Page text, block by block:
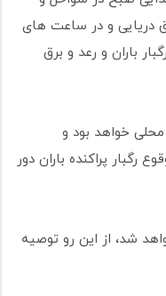
دریایی و در ساعت های
باران و رعد و برق
خواهد بود و
پراکنده باران دور
شد، از این رو توصیه